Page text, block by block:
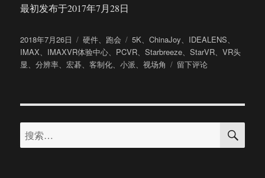
最初发布于2017年7月28日
发
布
于
2018年7月26日
分
类
硬件、 跑会
标
签
5K、ChinaJoy、 IDEALENS、
IMAX、 IMAXVR体验中心、 PCVR、Starbreeze、StarVR、VR头
显、分辨率、宏碁、客制化、小派、视场角
于
内
秀
分
留下评论
搜
索：
搜